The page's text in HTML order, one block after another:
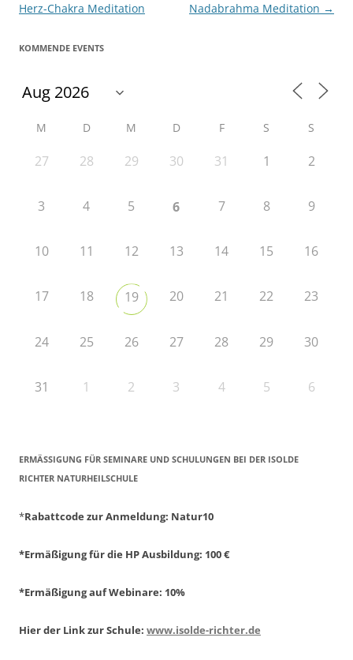
Herz-Chakra Meditation
Nadabrahma Meditation →
KOMMENDE EVENTS
M D M D F S S
27 28 29 30 31 1 2
3 4 5 6 7 8 9
10 11 12 13 14 15 16
17 18 19 20 21 22 23
24 25 26 27 28 29 30
31 1 2 3 4 5 6
ERMÄSSIGUNG FÜR SEMINARE UND SCHULUNGEN BEI DER ISOLDE R
ICHTER NATURHEILSCHULE
*Rabattcode zur Anmeldung: Natur10
*Ermäßigung für die HP Ausbildung: 100 €
*Ermäßigung auf Webinare: 10%
Hier der Link zur Schule: www.isolde-richter.de